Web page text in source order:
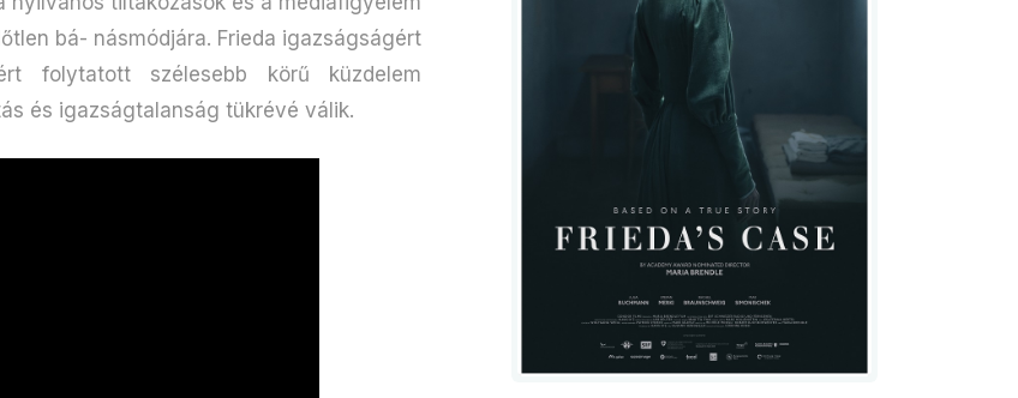
bá- násmódjára. Frieda igazságságért
folytatott szélesebb körű küzdelem
és igazságtalanság tükrévé válik.